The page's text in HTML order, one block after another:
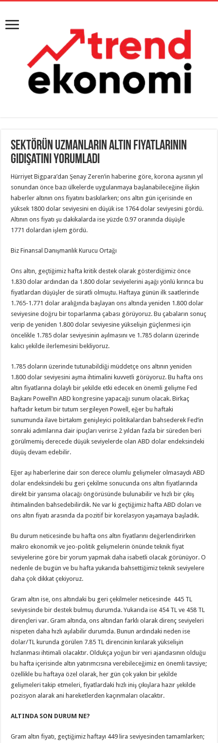
Sektörün uzmanların altın fiyatlarının
gidişatını yorumladı
Hürriyet Bigpara’dan Şenay Zeren’in haberine göre, korona aşısının yıl
sonundan önce bazı ülkelerde uygulanmaya başlanabileceğine ilişkin
haberler altının ons fiyatını baskılarken; ons altın gün içerisinde en
yüksek 1800 dolar seviyesini en düşük ise 1764 dolar seviyesini gördü.
Altının ons fiyatı şu dakikalarda ise yüzde 0.97 oranında düşüşle
1771 dolardan işlem gördü.
Biz Finansal Danışmanlık Kurucu Ortağı
Ons altın, geçtiğimiz hafta kritik destek olarak gösterdiğimiz önce
1.830 dolar ardından da 1.800 dolar seviyelerini aşağı yönlü kırınca bu
fiyatlardan düşüşler de süratli olmuştu. Haftaya günün ilk saatlerinde
1.765-1.771 dolar aralığında başlayan ons altında yeniden 1.800 dolar
seviyesine doğru bir toparlanma çabası görüyoruz. Bu çabaların sonuç
verip de yeniden 1.800 dolar seviyesine yükselişin güçlenmesi için
öncelikle 1.785 dolar seviyesinin aşılmasını ve 1.785 doların üzerinde
kalıcı şekilde ilerlemesini bekliyoruz.
1.785 doların üzerinde tutunabildiği müddetçe ons altının yeniden
1.800 dolar seviyesini aşma ihtimalini kuvvetli görüyoruz. Bu hafta ons
altın fiyatlarına dolaylı bir şekilde etki edecek en önemli gelişme Fed
Başkanı Powell’ın ABD kongresine yapacağı sunum olacak. Birkaç
haftadır ketum bir tutum sergileyen Powell, eğer bu haftaki
sunumunda ilave birtakım genişleyici politikalardan bahsederek Fed’in
sonraki adımlarına dair ipuçları verirse 2 yıldan fazla bir süreden beri
görülmemiş derecede düşük seviyelerde olan ABD dolar endeksindeki
düşüş devam edebilir.
Eğer aşı haberlerine dair son derece olumlu gelişmeler olmasaydı ABD
dolar endeksindeki bu geri çekilme sonucunda ons altın fiyatlarında
direkt bir yansıma olacağı öngörüsünde bulunabilir ve hızlı bir çıkış
ihtimalinden bahsedebilirdik. Ne var ki geçtiğimiz hafta ABD doları ve
ons altın fiyatı arasında da pozitif bir korelasyon yaşamaya başladık.
Bu durum neticesinde bu hafta ons altın fiyatlarını değerlendirirken
makro ekonomik ve jeo-politik gelişmelerin önünde teknik fiyat
seviyelerine göre bir yorum yapmak daha isabetli olacak görünüyor. O
nedenle de bugün ve bu hafta yukarıda bahsettiğimiz teknik seviyelere
daha çok dikkat çekiyoruz.
Gram altın ise, ons altındaki bu geri çekilmeler neticesinde 445 TL
seviyesinde bir destek bulmuş durumda. Yukarıda ise 454 TL ve 458 TL
dirençleri var. Gram altında, ons altından farklı olarak direnç seviyeleri
nispeten daha hızlı aşılabilir durumda. Bunun ardındaki neden ise
dolar/TL kurunda görülen 7.85 TL direncinin kırılarak yükselişin
hızlanması ihtimali olacaktır. Oldukça yoğun bir veri ajandasının olduğu
bu hafta içerisinde altın yatırımcısına verebileceğimiz en önemli tavsiye;
özellikle bu haftaya özel olarak, her gün çok yakın bir şekilde
gelişmeleri takip etmeleri, fiyatlardaki hızlı iniş çıkışlara hazır şekilde
pozisyon alarak ani hareketlerden kaçınmaları olacaktır.
ALTINDA SON DURUM NE?
Gram altın fiyatı, geçtiğimiz haftayı 449 lira seviyesinden tamamlarken;